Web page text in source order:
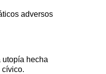
adversos
hecha
cívico.